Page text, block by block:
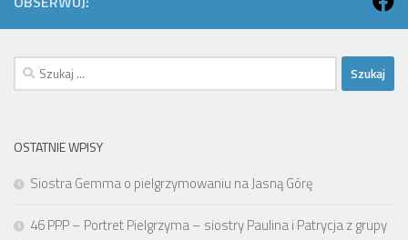
Szukaj:
OSTATNIE WPISY
Siostra Gemma o pielgrzymowaniu na Jasną Górę
46 PPP – Portret Pielgrzyma – siostry Paulina i Patrycja z grupy